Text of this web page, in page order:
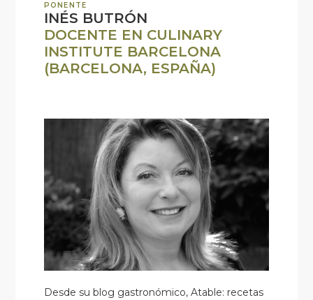
PONENTE
INÉS BUTRÓN
DOCENTE EN CULINARY
INSTITUTE BARCELONA
(BARCELONA, ESPAÑA)
Desde su blog gastronómico, Atable: recetas